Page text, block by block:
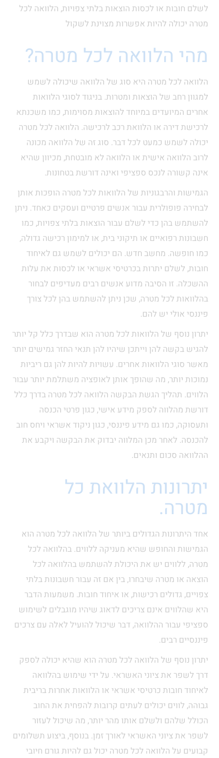
לשלם חובות או לכסות הוצאות בלתי צפויות, הלוואה לכל
מטרה יכולה להיות אפשרות מצוינת לשקול
מהי הלוואה לכל מטרה?
הלוואה לכל מטרה היא סוג של הלוואה שיכולה לשמש
למגוון רחב של הוצאות ומטרות. בניגוד לסוגי הלוואות
אחרים המיועדים במיוחד להוצאות מסוימות, כמו משכנתא
לרכישת דירה או הלוואת רכב לרכישה. הלוואה לכל מטרה
יכולה לשמש כמעט לכל דבר. סוג זה של הלוואה מכונה
לרוב הלוואה אישית או הלוואה לא מובטחת, מכיוון שהיא
אינה קשורה לנכס ספציפי ואינה דורשת בטחונות.
הגמישות והרבגוניות של הלוואות לכל מטרה הופכות אותן
לבחירה פופולרית עבור אנשים פרטיים ועסקים כאחד. ניתן
להשתמש בהן כדי לשלם עבור הוצאות בלתי צפויות, כמו
חשבונות רפואיים או תיקוני בית, או למימון רכישה גדולה,
כמו חופשה. מחשב חדש. הם יכולים לשמש גם לאיחוד
חובות, לשלם יתרות בכרטיסי אשראי או לכסות את עלות
ההשכלה. זו הסיבה מדוע אנשים רבים מעדיפים לבחור
בהלוואות לכל מטרה, שכן ניתן להשתמש בהן לכל צורך
פיננסי אולי יש להם.
יתרון נוסף של הלוואות לכל מטרה הוא שבדרך כלל קל יותר
להגיש בקשה להן וייתכן שיהיו להן תנאי החזר גמישים יותר
מאשר סוגי הלוואות אחרים. עשויות להיות להן גם ריביות
נמוכות יותר, מה שהופך אותן לאופציה משתלמת יותר עבור
הלווים. תהליך הגשת הבקשה הלוואה לכל מטרה בדרך כלל
דורשת מהלווה לספק מידע אישי, כגון פרטי הכנסה
ותעסוקה, כמו גם מידע פיננסי, כגון ניקוד אשראי ויחס חוב
להכנסה. לאחר מכן המלווה יבדוק את הבקשה ויקבע את
ההלוואה סכום ותנאים.
יתרונות הלוואת כל
מטרה.
אחד היתרונות הגדולים ביותר של הלוואה לכל מטרה הוא
הגמישות והחופש שהיא מעניקה ללווים. בהלוואה לכל
מטרה, ללווים יש את היכולת להשתמש בהלוואה לכל
הוצאה או מטרה שיבחרו, בין אם זה עבור חשבונות בלתי
צפויים, גדולים רכישות, או איחוד חובות. משמעות הדבר
היא שהלווים אינם צריכים לדאוג שיהיו מוגבלים לשימוש
ספציפי עבור ההלוואה, דבר שיכול להועיל לאלה עם צרכים
פיננסיים רבים.
יתרון נוסף של הלוואה לכל מטרה הוא שהיא יכולה לספק
דרך לשפר את ציוני האשראי. על ידי שימוש בהלוואה
לאיחוד חובות כרטיסי אשראי או הלוואות אחרות בריבית
גבוהה, לווים יכולים לעתים קרובות להפחית את החוב
הכולל שלהם ולשלם אותו מהר יותר, מה שיכול לעזור
לשפר את ציוני האשראי לאורך זמן. בנוסף, ביצוע תשלומים
קבועים על הלוואה לכל מטרה יכול גם להיות גורם חיובי